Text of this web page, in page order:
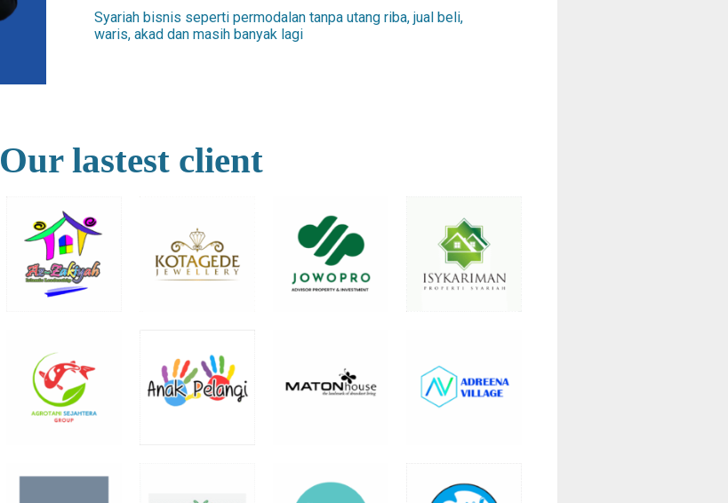
Syariah bisnis seperti permodalan tanpa utang riba, jual beli,
waris, akad dan masih banyak lagi
Our lastest client